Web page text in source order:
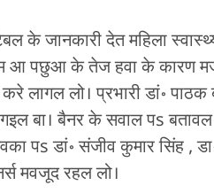
के जानकारी देत महिला
आ पछुआ के तेज हवा के कारण
लागल लो। प्रभारी डां॰
बा। बैनर के सवाल पs
पs डां॰ संजीव कुमार सिंह ,
मवजूद रहल लो।